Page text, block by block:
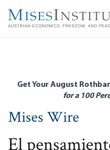
main
Get Your August
for a 100
Mises Wire